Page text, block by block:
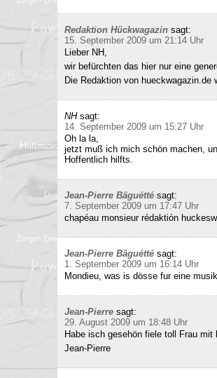
Redaktion Hückwagazin sagt:
15. September 2009 um 21:14 Uhr
Lieber NH,
wir befürchten das hier nur eine
Die Redaktion von
NH sagt:
14. September 2009 um 15:27 Uhr
Oh la la,
jetzt muß ich mich schön machen,
Hoffentlich hilfts.
Jean-Pierre Bâguétté sagt:
7. September 2009 um 17:47 Uhr
chapéau monsieur rédaktión
Jean-Pierre Bâguétté sagt:
1. September 2009 um 16:14 Uhr
Mondieu, was is dösse fur eine
Jean-Pierre sagt:
29. August 2009 um 18:48 Uhr
Habe isch gesehön fiele toll Frau
Jean-Pierre